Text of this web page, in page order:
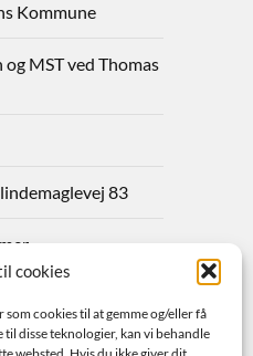
cookies
cookies til at gemme og/eller få
disse teknologier, kan vi behandle
Kommune
MST ved Thomas
83